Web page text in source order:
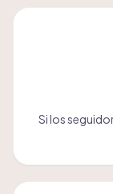
Si los